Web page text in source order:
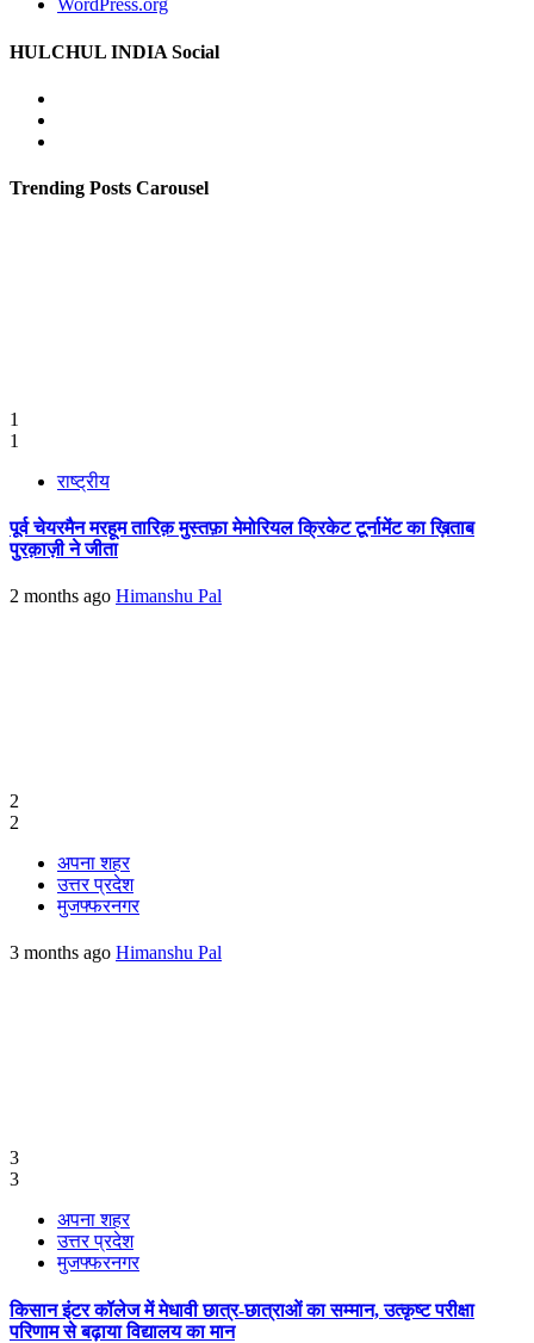
WordPress.org
HULCHUL INDIA Social
Trending Posts Carousel
1
1
राष्ट्रीय
पूर्व चेयरमैन मरहूम तारिक़ मुस्तफ़ा मेमोरियल क्रिकेट टूर्नामेंट का ख़िताब
पुरक़ाज़ी ने जीता
2 months ago Himanshu Pal
2
2
अपना शहर
उत्तर प्रदेश
मुजफ्फरनगर
3 months ago Himanshu Pal
3
3
अपना शहर
उत्तर प्रदेश
मुजफ्फरनगर
किसान इंटर कॉलेज में मेधावी छात्र-छात्राओं का सम्मान, उत्कृष्ट परीक्षा
परिणाम से बढ़ाया विद्यालय का मान